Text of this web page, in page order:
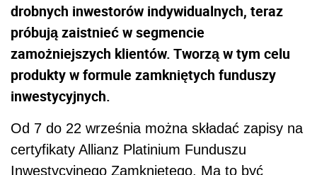
drobnych inwestorów indywidualnych, teraz
próbują zaistnieć w segmencie
zamożniejszych klientów. Tworzą w tym celu
produkty w formule zamkniętych funduszy
inwestycyjnych.
Od 7 do 22 września można składać zapisy na
certyfikaty Allianz Platinium Funduszu
Inwestycyjnego Zamkniętego. Ma to być